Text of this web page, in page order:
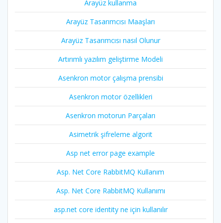
Arayüz kullanma
Arayüz Tasarımcısı Maaşları
Arayüz Tasarımcısı nasıl Olunur
Artırımlı yazılım geliştirme Modeli
Asenkron motor çalışma prensibi
Asenkron motor özellikleri
Asenkron motorun Parçaları
Asimetrik şifreleme algorit
Asp net error page example
Asp. Net Core RabbitMQ Kullanım
Asp. Net Core RabbitMQ Kullanımı
asp.net core identity ne için kullanılır